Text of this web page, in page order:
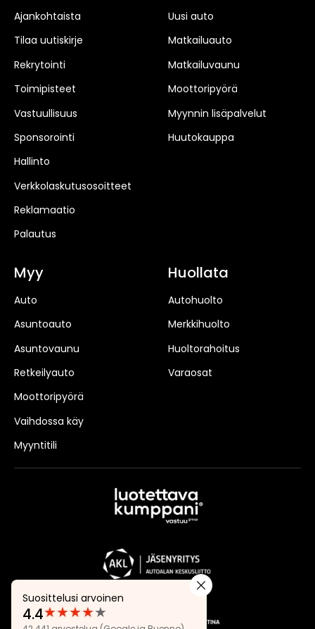
Suosittelusi arvoinen
Arvostelut:
★★★★★
4.4
Ajankohtaista
Tilaa uutiskirje
Rekrytointi
Toimipisteet
Vastuullisuus
Sponsorointi
Hallinto
Verkkolaskutusosoitteet
Reklamaatio
Palautus
Uusi auto
Matkailuauto
Matkailuvaunu
Moottoripyörä
Myynnin lisäpalvelut
Huutokauppa
Myy
Auto
Asuntoauto
Asuntovaunu
Retkeilyauto
Moottoripyörä
Vaihdossa käy
Myyntitili
Huollata
Autohuolto
Merkkihuolto
Huoltorahoitus
Varaosat